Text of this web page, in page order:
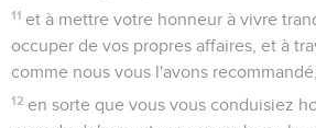
20 Ne méprisez pas les prophéties.
21 Mais examinez toutes choses ;
22 abstenez-vous de toute espèce de
Que le Dieu de paix vous sanctifie